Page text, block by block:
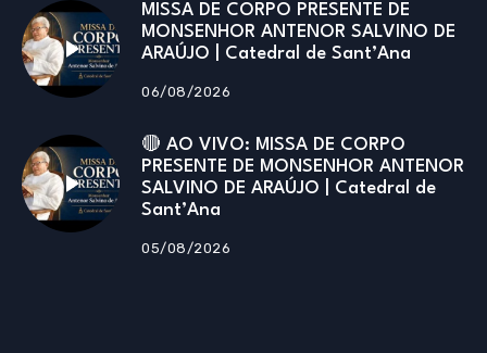
MISSA DE CORPO PRESENTE DE
MONSENHOR ANTENOR SALVINO DE
ARAÚJO | Catedral de Sant’Ana
06/08/2026
🔴 AO VIVO: MISSA DE CORPO
PRESENTE DE MONSENHOR ANTENOR
SALVINO DE ARAÚJO | Catedral de
Sant’Ana
05/08/2026